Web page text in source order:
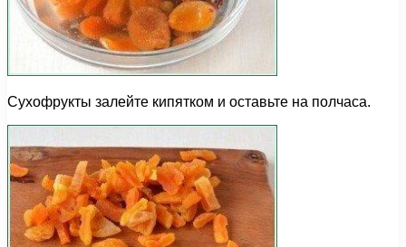
Сухофрукты залейте кипятком и оставьте на полчаса.